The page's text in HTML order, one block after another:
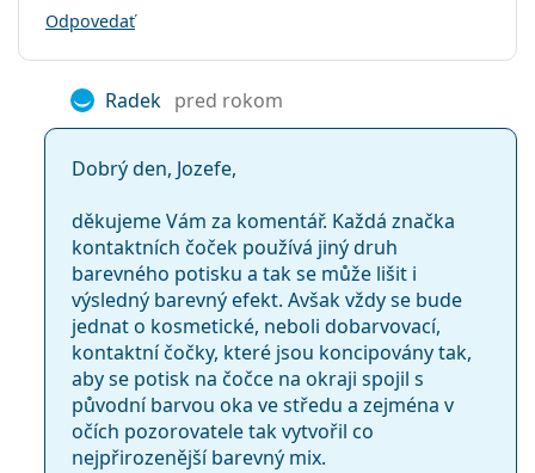
Odpovedať
Radek pred rokom
Dobrý den, Jozefe,
děkujeme Vám za komentář. Každá značka
kontaktních čoček používá jiný druh
barevného potisku a tak se může lišit i
výsledný barevný efekt. Avšak vždy se bude
jednat o kosmetické, neboli dobarvovací,
kontaktní čočky, které jsou koncipovány tak,
aby se potisk na čočce na okraji spojil s
původní barvou oka ve středu a zejména v
očích pozorovatele tak vytvořil co
nejpřirozenější barevný mix.